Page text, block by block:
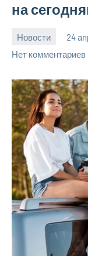
на
Новости 24
Нет комментариев